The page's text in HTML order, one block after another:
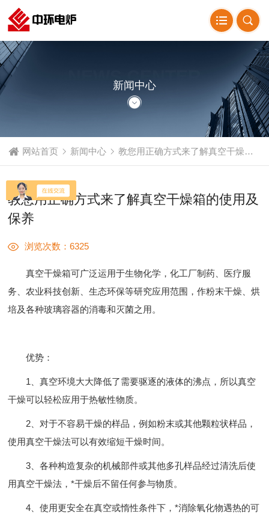
NEWS CENTER
新闻中心
网站首页 新闻中心 教您用正确方式来了解真空干燥箱的使用及保养
教您用正确方式来了解真空干燥箱的使用及
保养
浏览次数：6325
真空干燥箱可广泛运用于生物化学，化工厂制药、医疗服
务、农业科技创新、生态环保等研究应用范围，作粉末干燥、烘
培及各种玻璃容器的消毒和灭菌之用。
优势：
1、真空环境大大降低了需要驱逐的液体的沸点，所以真空
干燥可以轻松应用于热敏性物质。
2、对于不容易干燥的样品，例如粉末或其他颗粒状样品，
使用真空干燥法可以有效缩短干燥时间。
3、各种构造复杂的机械部件或其他多孔样品经过清洗后使
用真空干燥法，*干燥后不留任何参与物质。
4、使用更安全在真空或惰性条件下，*消除氧化物遇热的可